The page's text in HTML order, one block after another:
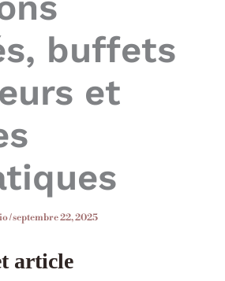
buffets
et
/septembre 22, 2025
article